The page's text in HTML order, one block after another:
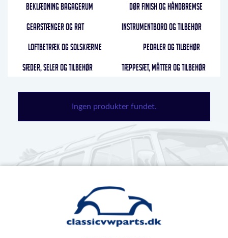
BEKLÆDNING BAGAGERUM
DØR FINISH OG HÅNDBREMSE
GEARSTÆNGER OG RAT
INSTRUMENTBORD OG TILBEHØR
LOFTBETRÆK OG SOLSKÆRME
PEDALER OG TILBEHØR
SÆDER, SELER OG TILBEHØR
TÆPPESÆT, MÅTTER OG TILBEHØR
Ingen produkter fundet.